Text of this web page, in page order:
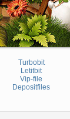
Turbobit
Letitbit
Vip-file
Depositfiles